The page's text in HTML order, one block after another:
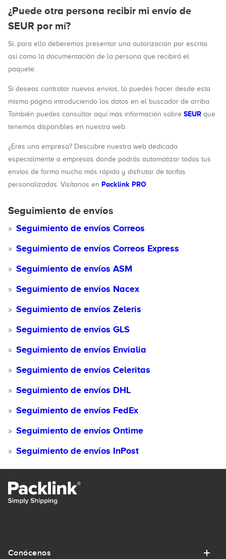
¿Puede otra persona recibir mi envío de
SEUR por mí?
Si, para ello deberemos presentar una autorización por escrito
así como la documentación de la persona que recibirá el
paquete.
Si deseas contratar nuevos envíos, lo puedes hacer desde esta
misma página introduciendo los datos en el buscador de arriba.
También puedes consultar aquí más información sobre SEUR que
tenemos disponibles en nuestra web.
¿Eres una empresa? Descubre nuestra web dedicada
especialmente a empresas donde podrás automatizar todos tus
envíos de forma mucho más rápida y disfrutar de tarifas
personalizadas. Visítanos en Packlink PRO.
Seguimiento de envíos
Seguimiento de envíos Correos
Seguimiento de envíos Correos Express
Seguimiento de envíos ASM
Seguimiento de envíos Nacex
Seguimiento de envíos Zeleris
Seguimiento de envíos GLS
Seguimiento de envíos Envialia
Seguimiento de envíos Celeritas
Seguimiento de envíos DHL
Seguimiento de envíos FedEx
Seguimiento de envíos Ontime
Seguimiento de envíos InPost
Conócenos